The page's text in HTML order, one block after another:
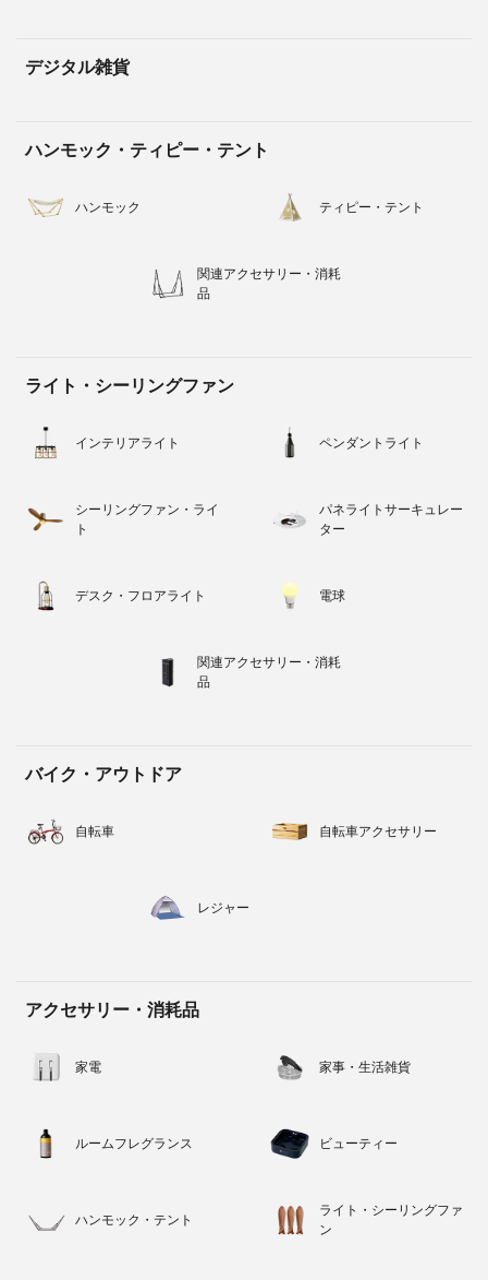
デジタル雑貨
ハンモック・ティピー・テント
ハンモック ティピー・テント
関連アクセサリー・消耗
品
ライト・シーリングファン
インテリアライト ペンダントライト
シーリングファン・ライ
ト
パネライトサーキュレー
ター
デスク・フロアライト 電球
関連アクセサリー・消耗
品
バイク・アウトドア
自転車 自転車アクセサリー
レジャー
アクセサリー・消耗品
家電 家事・生活雑貨
ルームフレグランス ビューティー
ハンモック・テント
ライト・シーリングファ
ン